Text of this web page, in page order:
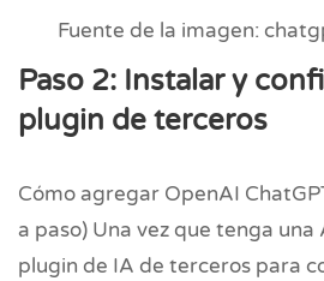
Fuente de la imagen:
Paso 2: Instalar y
plugin de terceros
Cómo agregar OpenAI
a paso) Una vez que tenga una
plugin de IA de terceros para